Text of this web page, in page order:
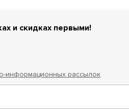
и скидках первыми!
информационных рассылок